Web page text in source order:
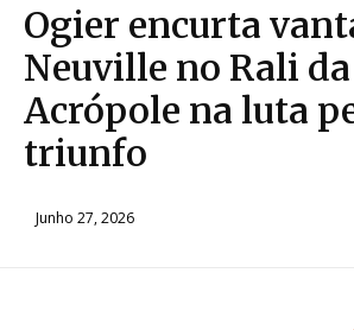
Ogier encurta
Neuville no Rali da
Acrópole na luta
triunfo
Junho 27, 2026